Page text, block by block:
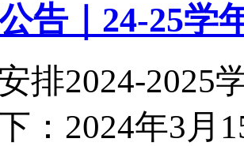
告｜24-25学
排2024-2025
：2024年3月